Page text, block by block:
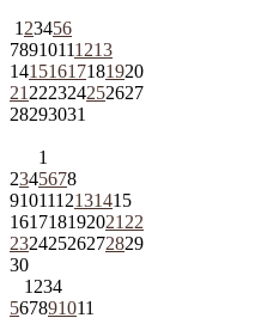
1 23456
78910111213
14151617181920
21 222324252627
28293031
1
2345678
9101112131415
161718192021 22
23242526272829
30
1 234
567891011